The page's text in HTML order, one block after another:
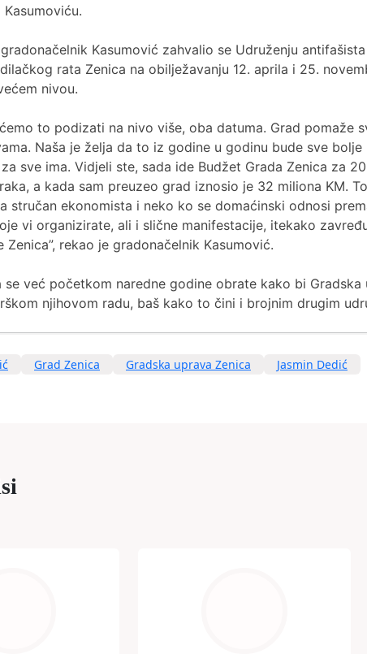
Kasumović zahvalio se Udruženju
rata Zenica na obilježavanju 12. aprila i 25.
nivou.
to podizati na nivo više, oba datuma. Grad pomaže
Naša je želja da to iz godine u godinu bude sve
sve ima. Vidjeli ste, sada ide Budžet Grada Zenica za
a kada sam preuzeo grad iznosio je 32 miliona KM.
stručan ekonomista i neko ko se domaćinski odnosi
vi organizirate, ali i slične manifestacije, itekako
Zenica”, rekao je gradonačelnik Kasumović.
se već početkom naredne godine obrate kako bi Gradska
njihovom radu, baš kako to čini i brojnim drugim
Grad Zenica Gradska uprava Zenica Jasmin Dedić